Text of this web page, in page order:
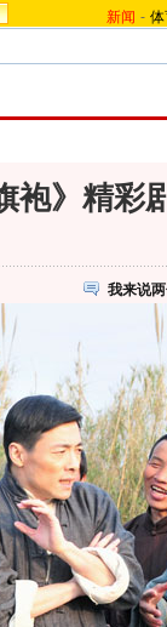
新闻 -
袍》精彩
我来说